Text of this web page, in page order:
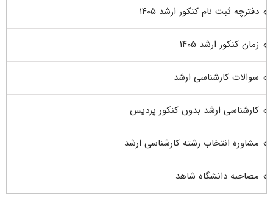
دفترچه ثبت نام کنکور ارشد ۱۴۰۵
زمان کنکور ارشد ۱۴۰۵
سوالات کارشناسی ارشد
کارشناسی ارشد بدون کنکور پردیس
مشاوره انتخاب رشته کارشناسی ارشد
مصاحبه دانشگاه شاهد